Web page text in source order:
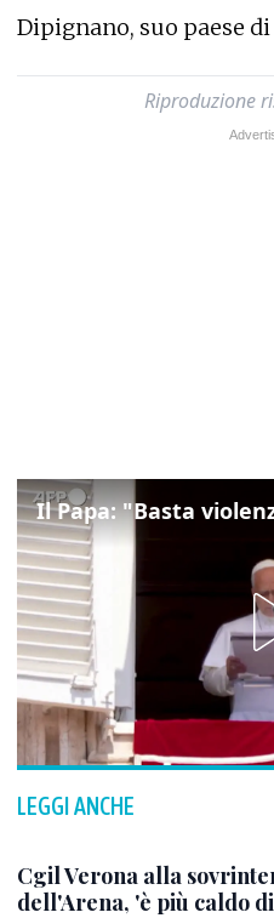
Dipignano, suo paese
Riproduzione
LEGGI ANCHE
Cgil Verona alla
dell'Arena, 'è più caldo